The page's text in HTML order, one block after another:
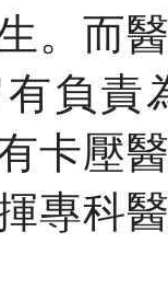
。而
負責
卡壓
專科